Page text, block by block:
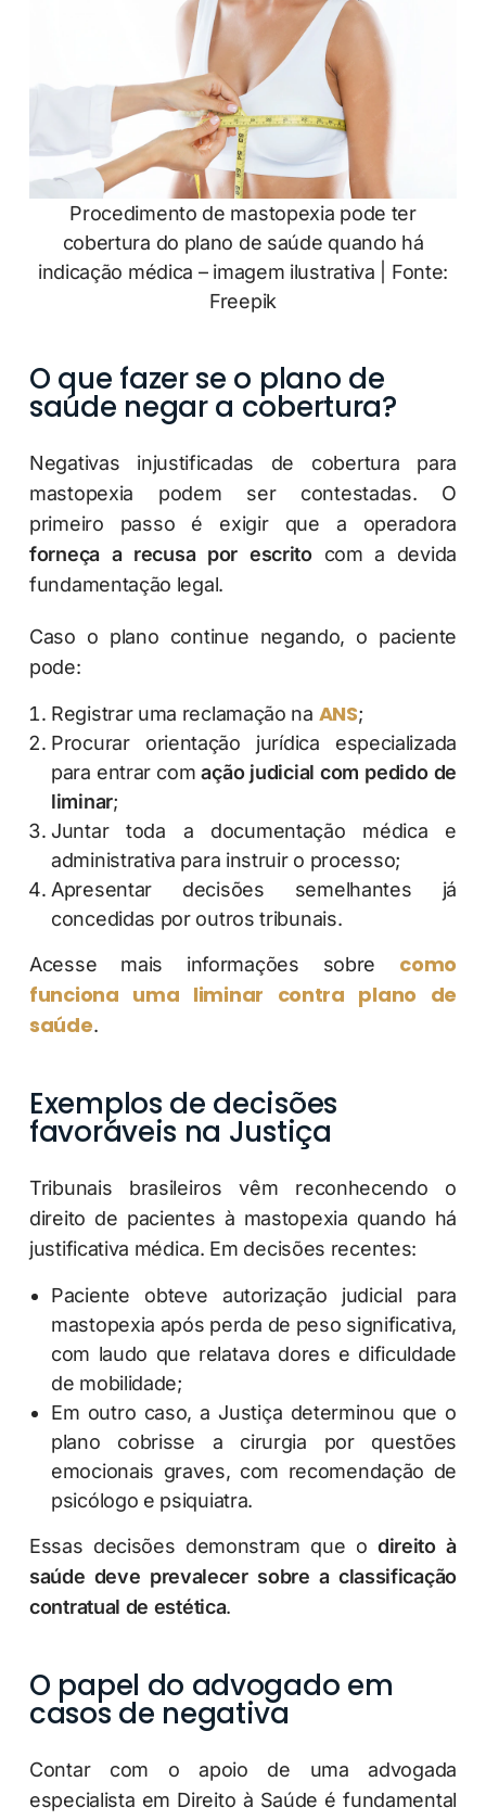
Procedimento de mastopexia pode ter
cobertura do plano de saúde quando há
indicação médica – imagem ilustrativa | Fonte:
Freepik
O que fazer se o plano de
saúde negar a cobertura?
Negativas injustificadas de cobertura para
mastopexia podem ser contestadas. O
primeiro passo é exigir que a operadora
forneça a recusa por escritocom a devida
fundamentação legal.
Caso o plano continue negando, o paciente
pode:
Registrar uma reclamação na ANS;
Procurar orientação jurídica especializada
para entrar comação judicial com pedido de
liminar;
Juntar toda a documentação médica e
administrativa para instruir o processo;
Apresentar decisões semelhantes já
concedidas por outros tribunais.
Acesse mais informações sobre como
funciona uma liminar contra plano de
saúde.
Exemplos de decisões
favoráveis na Justiça
Tribunais brasileiros vêm reconhecendo o
direito de pacientes à mastopexia quando há
justificativa médica. Em decisões recentes:
Paciente obteve autorização judicial para
mastopexia após perda de peso significativa,
com laudo que relatava dores e dificuldade
de mobilidade;
Em outro caso, a Justiça determinou que o
plano cobrisse a cirurgia por questões
emocionais graves, com recomendação de
psicólogo e psiquiatra.
Essas decisões demonstram que o direito à
saúde deve prevalecer sobre a classificação
contratual de estética.
O papel do advogado em
casos de negativa
Contar com o apoio de uma advogada
especialista em Direito à Saúde é fundamental